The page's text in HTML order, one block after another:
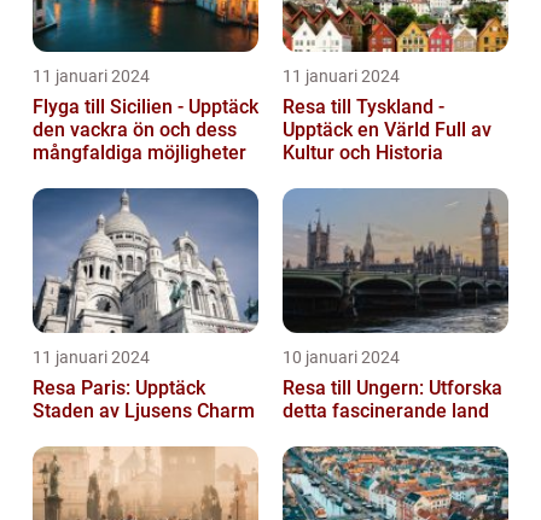
11 januari 2024
Flyga till Sicilien - Upptäck
den vackra ön och dess
mångfaldiga möjligheter
11 januari 2024
Resa till Tyskland -
Upptäck en Värld Full av
Kultur och Historia
11 januari 2024
Resa Paris: Upptäck
Staden av Ljusens Charm
10 januari 2024
Resa till Ungern: Utforska
detta fascinerande land